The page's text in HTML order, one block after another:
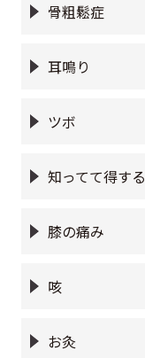
骨粗鬆症
耳鳴り
ツボ
知ってて得する
膝の痛み
咳
お灸